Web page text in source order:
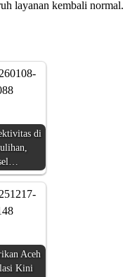
layanan kembali normal.
di
Aceh
Kini